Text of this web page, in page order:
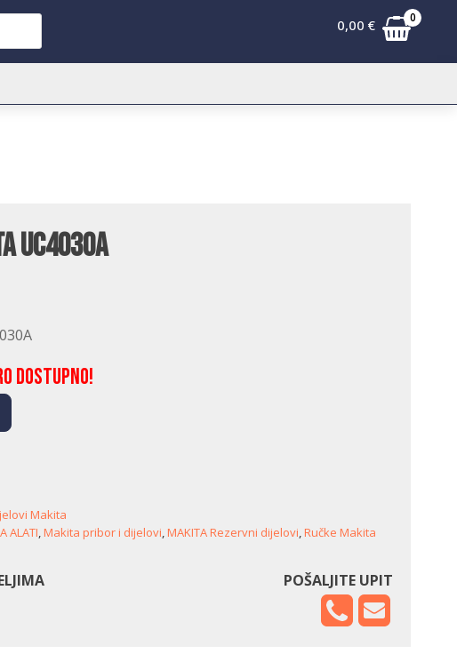
0,00 € 0
UC4030A
dostupno!
Makita
ALATI,Makita pribor i dijelovi,MAKITA Rezervni dijelovi,Ručke Makita
POŠALJITE UPIT